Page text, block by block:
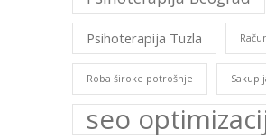
Psihoterapija Tuzla
Roba široke potrošnje
seo